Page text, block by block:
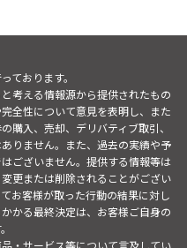
ております。
考える情報源から提供されたもの
全性について意見を表明し、また
購入、売却、デリバティブ取引、
りません。また、過去の実績や予
ございません。提供する情報等は
更または削除されることがござい
お客様が取った行動の結果に対し
かる最終決定は、お客様ご自身の